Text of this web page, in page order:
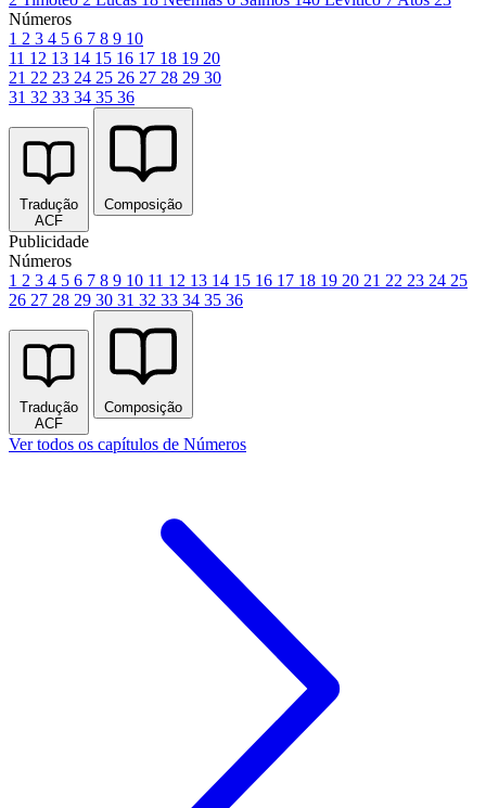
Números
1 2 3 4 5 6 7 8 9 10
11 12 13 14 15 16 17 18 19 20
21 22 23 24 25 26 27 28 29 30
31 32 33 34 35 36
Tradução
ACF
Composição
Publicidade
Números
1 2 3 4 5 6 7 8 9 10 11 12 13 14 15 16 17 18 19 20 21 22 23 24 25
26 27 28 29 30 31 32 33 34 35 36
Tradução
ACF
Composição
Ver todos os capítulos de Números